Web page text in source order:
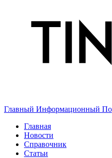
Главный Информационный
Главная
Новости
Справочник
Статьи